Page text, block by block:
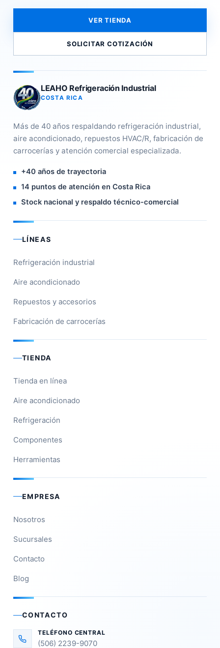
VER TIENDA
SOLICITAR COTIZACIÓN
LEAHO Refrigeración Industrial
COSTA RICA
Más de 40 años respaldando refrigeración industrial,
aire acondicionado, repuestos HVAC/R, fabricación de
carrocerías y atención comercial especializada.
+40 años de trayectoria
14 puntos de atención en Costa Rica
Stock nacional y respaldo técnico-comercial
LÍNEAS
Refrigeración industrial
Aire acondicionado
Repuestos y accesorios
Fabricación de carrocerías
TIENDA
Tienda en línea
Aire acondicionado
Refrigeración
Componentes
Herramientas
EMPRESA
Nosotros
Sucursales
Contacto
Blog
CONTACTO
TELÉFONO CENTRAL
(506) 2239-9070